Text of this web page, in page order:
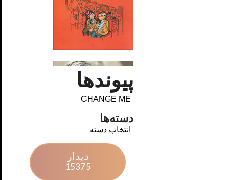
پیوندها
دسته‌ها
دیدار
15375